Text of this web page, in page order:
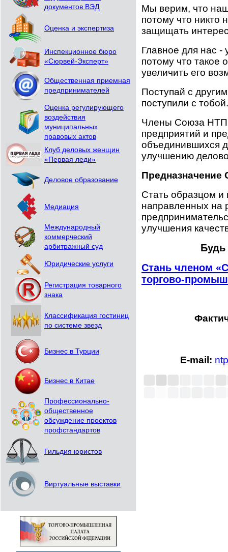
документов ВЭД
Оценка и экспертиза
Инспекционное бюро
«Сюрвей-Эксперт»
Общественная приемная
предпринимателей
Оценка регулирующего
воздействия
муниципальных
правовых актов
Клуб деловых женщин
«Первая леди»
Деловое образование
Медиация
Международный
коммерческий
арбитражный суд
Юридические услуги
Регистрация товарного
знака
Классификация гостиниц
по системе звезд
Бизнес в Турции
Бизнес в Китае
Профессионально-
общественное
обсуждение проектов
профстандартов
Гильдия юристов
Виртуальные выставки
Мы верим, что
потому что никто
защищать
Главное для нас -
потому что такое
увеличить его
Поступай с
поступили с тобой.
Члены Союза
предприятий и
объединившихся
улучшению
Предназначение
Стать образцом
направленных на
улучшения
Стань членом
торгово-
E-mail: